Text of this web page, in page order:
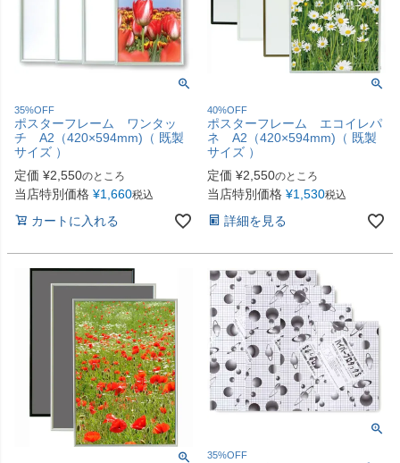
35%OFF
ポスターフレーム ワンタッ
チ A2（420×594mm)（ 既製
サイズ ）
定価 ¥2,550のところ
当店特別価格 ¥1,660税込
カートに入れる
40%OFF
ポスターフレーム エコイレパ
ネ A2（420×594mm)（ 既製
サイズ ）
定価 ¥2,550のところ
当店特別価格 ¥1,530税込
詳細を見る
35%OFF